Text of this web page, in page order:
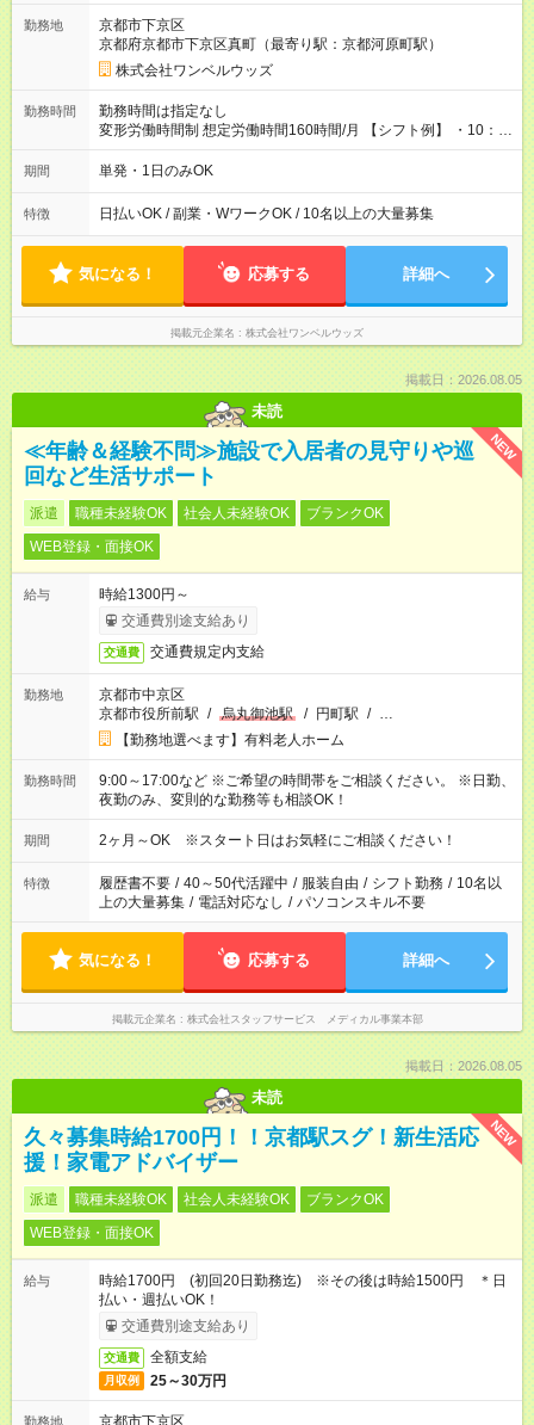
勤務地
京都市下京区
京都府京都市下京区真町（最寄り駅：京都河原町駅）
株式会社ワンベルウッズ
勤務時間
勤務時間は指定なし
変形労働時間制 想定労働時間160時間/月 【シフト例】 ・10：
00～20：00
期間 単発・1日のみOK
特徴 日払いOK / 副業・WワークOK / 10名以上の大量募集
気になる！ 応募する 詳細へ
掲載元企業名 株式会社ワンベルウッズ
掲載日：2026.08.05
未読
NEW
≪年齢＆経験不問≫施設で入居者の見守りや巡
回など生活サポート
派遣 職種未経験OK 社会人未経験OK
ブランクOK
WEB登録・面接OK
給与
時給1300円～
交通費別途支給あり
交通費 交通費規定内支給
勤務地
京都市中京区
京都市役所前駅 / 烏丸御池駅 / 円町駅 / …
【勤務地選べます】有料老人ホーム
勤務時間
9:00～17:00など ※ご希望の時間帯をご相談ください。 ※日勤、
夜勤のみ、変則的な勤務等も相談OK！
期間 2ヶ月～OK ※スタート日はお気軽にご相談ください！
特徴 履歴書不要 / 40～50代活躍中 / 服装自由 / シフト勤務 / 10名以
上の大量募集 / 電話対応なし / パソコンスキル不要
気になる！ 応募する 詳細へ
掲載元企業名 株式会社スタッフサービス メディカル事業本部
掲載日：2026.08.05
未読
NEW
久々募集時給1700円！！京都駅スグ！新生活応
援！家電アドバイザー
派遣 職種未経験OK 社会人未経験OK
ブランクOK
WEB登録・面接OK
給与
時給1700円 (初回20日勤務迄) ※その後は時給1500円 ＊日
払い・週払いOK！
交通費別途支給あり
交通費 全額支給
月収例 25～30万円
勤務地
京都市下京区